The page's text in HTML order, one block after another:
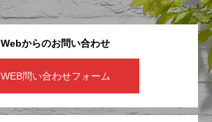
Webからのお問い合わせ
WEB問い合わせフォーム